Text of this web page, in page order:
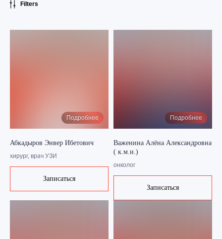
Filters
Подробнее
Абкадыров Энвер Ибетович
хирург, врач УЗИ
Записаться
Подробнее
Важенина Алёна Александровна
( к.м.н.)
онколог
Записаться